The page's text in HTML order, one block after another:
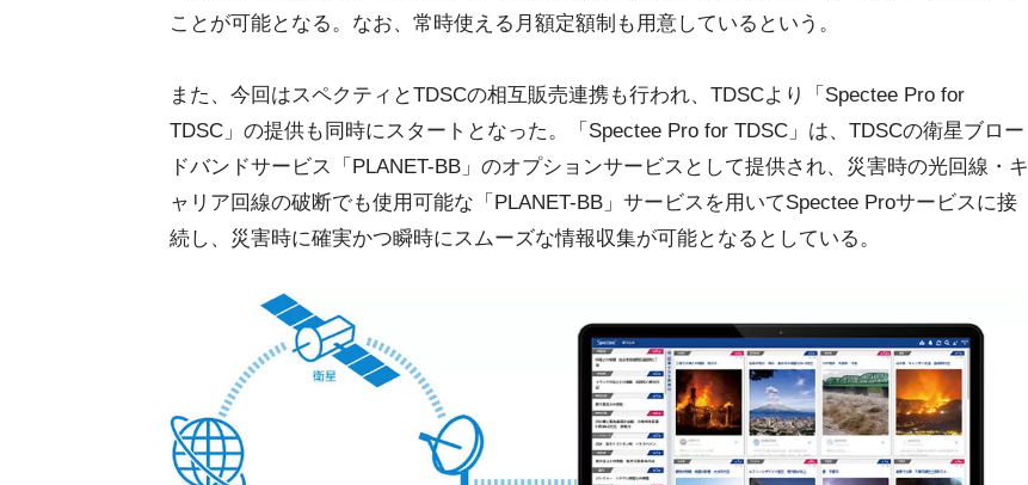
ことが可能となる。なお、常時使える月額定額制も用意しているという。
また、今回はスペクティとTDSCの相互販売連携も行われ、TDSCより「Spectee Pro for
TDSC」の提供も同時にスタートとなった。「Spectee Pro for TDSC」は、TDSCの衛星ブロー
ドバンドサービス「PLANET-BB」のオプションサービスとして提供され、災害時の光回線・キ
ャリア回線の破断でも使用可能な「PLANET-BB」サービスを用いてSpectee Proサービスに接
続し、災害時に確実かつ瞬時にスムーズな情報収集が可能となるとしている。